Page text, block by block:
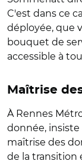
C'est dans ce
déployée, que
bouquet de
accessible à
Maîtrise
À Rennes
donnée,
maîtrise des
de la transition